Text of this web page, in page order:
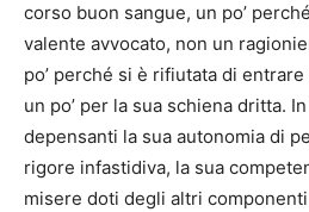
corso buon sangue, un po’
valente avvocato, non un
po’ perché si è rifiutata di
un po’ per la sua schiena dritta.
depensanti la sua autonomia di
rigore infastidiva, la sua
misere doti degli altri